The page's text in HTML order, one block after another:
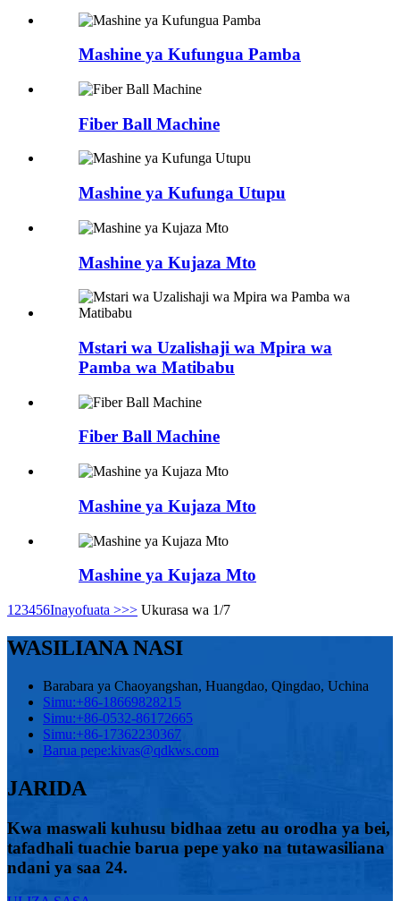
Mashine ya Kufungua Pamba
Fiber Ball Machine
Mashine ya Kufunga Utupu
Mashine ya Kujaza Mto
Mstari wa Uzalishaji wa Mpira wa
Pamba wa Matibabu
Fiber Ball Machine
Mashine ya Kujaza Mto
Mashine ya Kujaza Mto
1 23456Inayofuata >>> Ukurasa wa 1/7
WASILIANA NASI
Barabara ya Chaoyangshan, Huangdao, Qingdao, Uchina
Simu:+86-18669828215
Simu:+86-0532-86172665
Simu:+86-17362230367
Barua pepe:kivas@qdkws.com
JARIDA
Kwa maswali kuhusu bidhaa zetu au orodha ya bei,
tafadhali tuachie barua pepe yako na tutawasiliana
ndani ya saa 24.